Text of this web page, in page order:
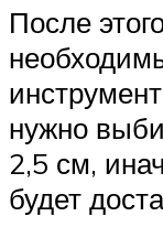
После
нужно
2,5 см,
будет